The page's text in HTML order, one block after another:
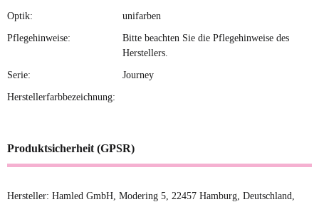
Optik: unifarben
Pflegehinweise:
Bitte beachten Sie die Pflegehinweise des
Herstellers.
Serie: Journey
Herstellerfarbbezeichnung:
Produktsicherheit (GPSR)
Hersteller: Hamled GmbH, Modering 5, 22457 Hamburg, Deutschland,